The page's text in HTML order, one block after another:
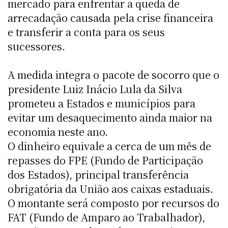
mercado para enfrentar a queda de
arrecadação causada pela crise financeira
e transferir a conta para os seus
sucessores.
A medida integra o pacote de socorro que o
presidente Luiz Inácio Lula da Silva
prometeu a Estados e municípios para
evitar um desaquecimento ainda maior na
economia neste ano.
O dinheiro equivale a cerca de um mês de
repasses do FPE (Fundo de Participação
dos Estados), principal transferência
obrigatória da União aos caixas estaduais.
O montante será composto por recursos do
FAT (Fundo de Amparo ao Trabalhador),